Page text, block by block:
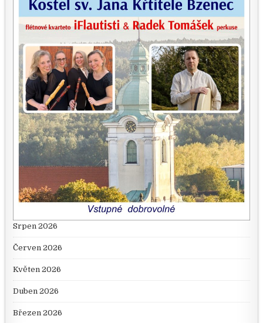
Srpen 2026
Červen 2026
Květen 2026
Duben 2026
Březen 2026